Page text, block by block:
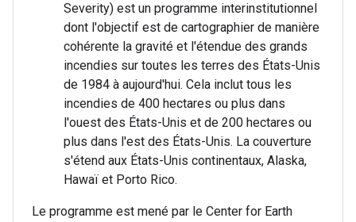
Severity) est un programme interinstitutionnel
dont l'objectif est de cartographier de manière
cohérente la gravité et l'étendue des grands
incendies sur toutes les terres des États-Unis
de 1984 à aujourd'hui. Cela inclut tous les
incendies de 400 hectares ou plus dans
l'ouest des États-Unis et de 200 hectares ou
plus dans l'est des États-Unis. La couverture
s'étend aux États-Unis continentaux, Alaska,
Hawaï et Porto Rico.
Le programme est mené par le Center for Earth